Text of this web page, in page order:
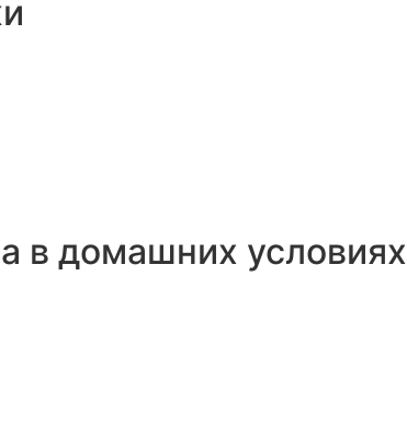
в домашних условиях